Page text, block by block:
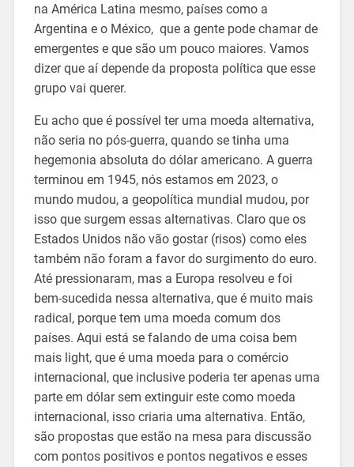
na América Latina mesmo, países como a
Argentina e o México, que a gente pode chamar de
emergentes e que são um pouco maiores. Vamos
dizer que aí depende da proposta política que esse
grupo vai querer.
Eu acho que é possível ter uma moeda alternativa,
não seria no pós-guerra, quando se tinha uma
hegemonia absoluta do dólar americano. A guerra
terminou em 1945, nós estamos em 2023, o
mundo mudou, a geopolítica mundial mudou, por
isso que surgem essas alternativas. Claro que os
Estados Unidos não vão gostar (risos) como eles
também não foram a favor do surgimento do euro.
Até pressionaram, mas a Europa resolveu e foi
bem-sucedida nessa alternativa, que é muito mais
radical, porque tem uma moeda comum dos
países. Aqui está se falando de uma coisa bem
mais light, que é uma moeda para o comércio
internacional, que inclusive poderia ter apenas uma
parte em dólar sem extinguir este como moeda
internacional, isso criaria uma alternativa. Então,
são propostas que estão na mesa para discussão
com pontos positivos e pontos negativos e esses